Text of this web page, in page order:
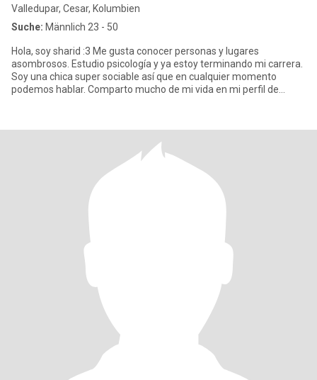
Valledupar, Cesar, Kolumbien
Suche: Männlich 23 - 50
Hola, soy sharid :3 Me gusta conocer personas y lugares
asombrosos. Estudio psicología y ya estoy terminando mi carrera.
Soy una chica super sociable así que en cualquier momento
podemos hablar. Comparto mucho de mi vida en mi perfil de